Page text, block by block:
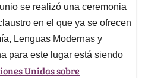
se realizó una ceremonia
en el que ya se ofrecen
Lenguas Modernas y
para este lugar está siendo
Unidas sobre